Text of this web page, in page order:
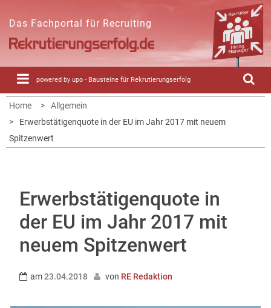
content
Das Fachportal für Recruiting
powered by upo - Bausteine für Rekrutierungserfolg
Home
Allgemein
Erwerbstätigenquote in der EU im Jahr 2017 mit neuem
Spitzenwert
Erwerbstätigenquote in
der EU im Jahr 2017 mit
neuem Spitzenwert
am23.04.2018 von RE Redaktion